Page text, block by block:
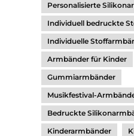
Personalisierte
Individuell bedruckte
Individuelle
Armbänder für Kinder
Gummiarmbänder
Musikfestival-
Bedruckte
Kinderarmbänder